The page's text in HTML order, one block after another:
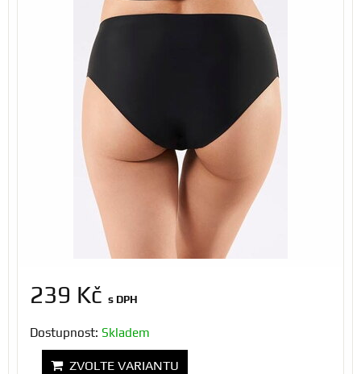
239 Kč s DPH
Dostupnost: Skladem
ZVOLTE VARIANTU